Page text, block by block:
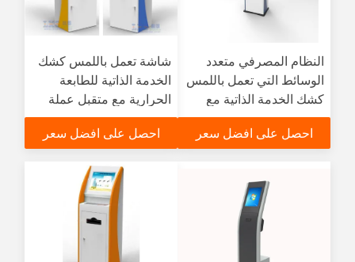
النظام المصرفي متعدد
الوسائط التي تعمل باللمس
كشك الخدمة الذاتية مع
أكشاك الدفع لوحة المفاتيح
المعدنية
احصل على افضل سعر
شاشة تعمل باللمس كشك
الخدمة الذاتية للطابعة
الحرارية مع متقبل عملة
الدفع النقدي
احصل على افضل سعر